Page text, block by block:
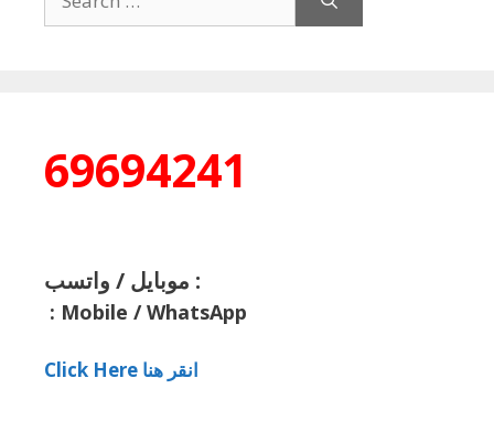
for:
69694241
موبايل / واتسب :
: Mobile / WhatsApp
Click Here انقر هنا